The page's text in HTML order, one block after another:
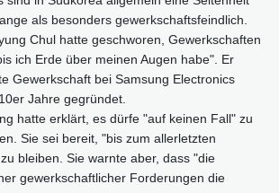
als besonders gewerkschaftsfeindlich.
Chul hatte geschworen, Gewerkschaften
ich Erde über meinen Augen habe". Er
Gewerkschaft bei Samsung Electronics
Jahre gegründet.
hatte erklärt, es dürfe "auf keinen Fall" zu
Sie sei bereit, "bis zum allerletzten
bleiben. Sie warnte aber, dass "die
gewerkschaftlicher Forderungen die